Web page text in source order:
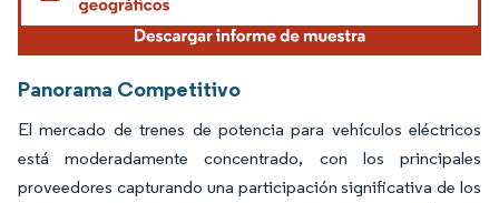
Panorama Competitivo
El mercado de trenes de potencia para vehículos eléctricos
está moderadamente concentrado, con los principales
proveedores capturando una participación significativa de los